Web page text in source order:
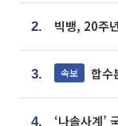
2.
3. 속보 합수본
4.